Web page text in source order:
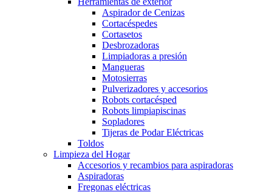
Aspirador de Cenizas
Cortacéspedes
Cortasetos
Desbrozadoras
Limpiadoras a presión
Mangueras
Motosierras
Pulverizadores y accesorios
Robots cortacésped
Robots limpiapiscinas
Sopladores
Tijeras de Podar Eléctricas
Toldos
Limpieza del Hogar
Accesorios y recambios para aspiradoras
Aspiradoras
Fregonas eléctricas